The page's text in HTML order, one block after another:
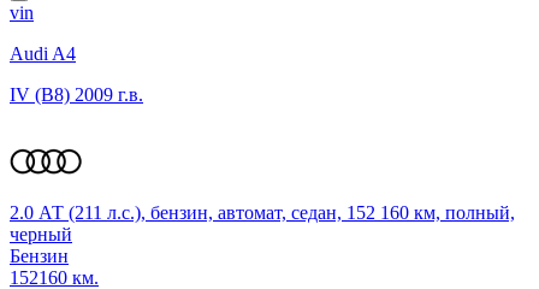
vin
Audi A4
IV (B8) 2009 г.в.
2.0 АТ (211 л.с.), бензин, автомат, седан, 152 160 км, полный,
черный
Бензин
152160 км.